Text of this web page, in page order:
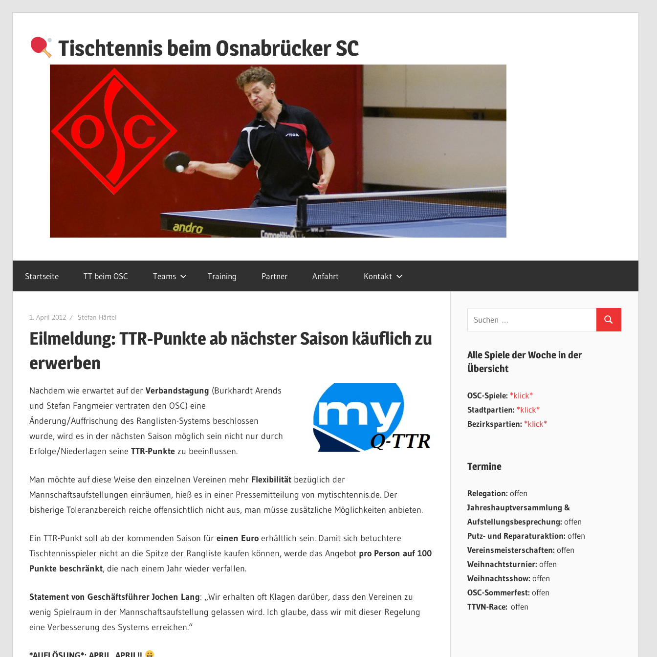
springen
Tischtennis beim Osnabrücker SC
Startseite TT beim OSC Teams Training Partner Anfahrt Kontakt
1. April 2012 Stefan Härtel
Eilmeldung: TTR-Punkte ab nächster Saison käuflich zu
erwerben
Nachdem wie erwartet auf der Verbandstagung (Burkhardt Arends
und Stefan Fangmeier vertraten den OSC) eine
Änderung/Auffrischung des Ranglisten-Systems beschlossen
wurde, wird es in der nächsten Saison möglich sein nicht nur durch
Erfolge/Niederlagen seine TTR-Punktezu beeinflussen.
Man möchte auf diese Weise den einzelnen Vereinen mehr Flexibilitätbezüglich der
Mannschaftsaufstellungen einräumen, hieß es in einer Pressemitteilung von mytischtennis.de. Der
bisherige Toleranzbereich reiche offensichtlich nicht aus, man müsse zusätzliche Möglichkeiten anbieten.
Ein TTR-Punkt soll ab der kommenden Saison für einen Euroerhältlich sein. Damit sich betuchtere
Tischtennisspieler nicht an die Spitze der Rangliste kaufen können, werde das Angebot pro Person auf 100
Punkte beschränkt, die nach einem Jahr wieder verfallen.
Statement von Geschäftsführer Jochen Lang: „Wir erhalten oft Klagen darüber, dass den Vereinen zu
wenig Spielraum in der Mannschaftsaufstellung gelassen wird. Ich glaube, dass wir mit dieser Regelung
eine Verbesserung des Systems erreichen.“
Suchen
nach:
Suchen
Alle Spiele der Woche in der
Übersicht
OSC-Spiele: *klick*
Stadtpartien: *klick*
Bezirkspartien: *klick*
Termine
Relegation: offen
Jahreshauptversammlung &
Aufstellungsbesprechung: offen
Putz- und Reparaturaktion: offen
Vereinsmeisterschaften: offen
Weihnachtsturnier: offen
Weihnachtsshow: offen
OSC-Sommerfest: offen
TTVN-Race: offen